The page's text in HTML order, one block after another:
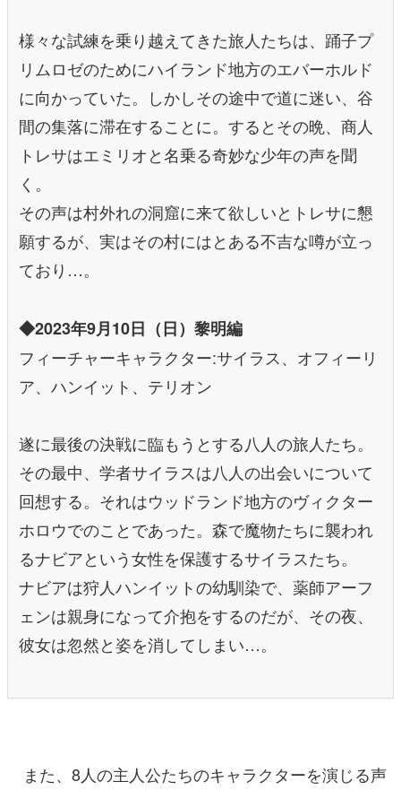
様々な試練を乗り越えてきた旅人たちは、踊子プ
リムロゼのためにハイランド地方のエバーホルド
に向かっていた。しかしその途中で道に迷い、谷
間の集落に滞在することに。するとその晩、商人
トレサはエミリオと名乗る奇妙な少年の声を聞
く。
その声は村外れの洞窟に来て欲しいとトレサに懇
願するが、実はその村にはとある不吉な噂が立っ
ており…。
◆2023年9月10日（日）黎明編
フィーチャーキャラクター:サイラス、オフィーリ
ア、ハンイット、テリオン
遂に最後の決戦に臨もうとする八人の旅人たち。
その最中、学者サイラスは八人の出会いについて
回想する。それはウッドランド地方のヴィクター
ホロウでのことであった。森で魔物たちに襲われ
るナビアという女性を保護するサイラスたち。
ナビアは狩人ハンイットの幼馴染で、薬師アーフ
ェンは親身になって介抱をするのだが、その夜、
彼女は忽然と姿を消してしまい…。
また、8人の主人公たちのキャラクターを演じる声